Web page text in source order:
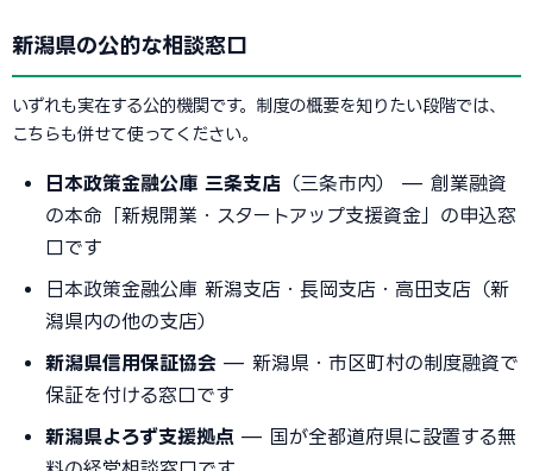
新潟県の公的な相談窓口
いずれも実在する公的機関です。制度の概要を知りたい段階では、
こちらも併せて使ってください。
日本政策金融公庫 三条支店 （三条市内） — 創業融資
の本命「新規開業・スタートアップ支援資金」の申込窓
口です
日本政策金融公庫 新潟支店・長岡支店・高田支店（新
潟県内の他の支店）
新潟県信用保証協会 — 新潟県・市区町村の制度融資で
保証を付ける窓口です
新潟県よろず支援拠点 — 国が全都道府県に設置する無